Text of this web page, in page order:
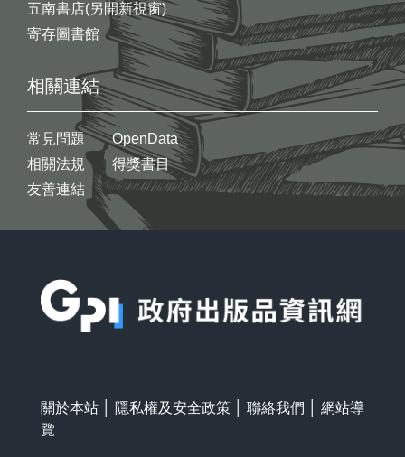
五南書店(另開新視窗)
寄存圖書館
相關連結
常見問題
相關法規
友善連結
OpenData
得獎書目
關於本站 隱私權及安全政策 聯絡我們
網站導
覽